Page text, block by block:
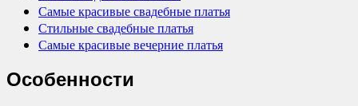
Самые красивые свадебные платья
Стильные свадебные платья
Самые красивые вечерние платья
Особенности